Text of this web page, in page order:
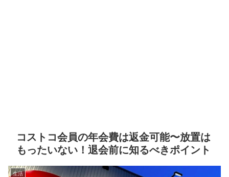
コストコ会員の年会費は返金可能〜放置は
もったいない！退会前に知るべきポイント
生活